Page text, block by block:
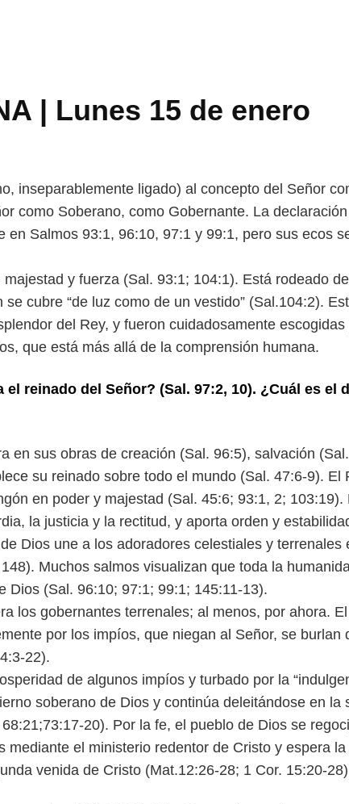
| Lunes 15 de enero
inseparablemente ligado) al concepto del Señor
como Soberano, como Gobernante. La
en Salmos 93:1, 96:10, 97:1 y 99:1, pero sus ecos
y fuerza (Sal. 93:1; 104:1). Está rodeado
cubre “de luz como de un vestido” (Sal.104:2).
del Rey, y fueron cuidadosamente escogidas
que está más allá de la comprensión humana.
reinado del Señor? (Sal. 97:2, 10). ¿Cuál es el
en sus obras de creación (Sal. 96:5), sal vación
su reinado sobre todo el mundo (Sal. 47:6-9). El
en poder y majestad (Sal. 45:6; 93:1, 2; 103:19).
la justicia y la rectitud, y aporta orden y
Dios une a los adoradores celestiales y terrenales
Muchos salmos visualizan que toda la
Dios (Sal. 96:10; 97:1; 99:1; 145:11-13).
los gobernantes terrenales; al menos, por ahora.
por los impíos, que niegan al Señor, se burlan
22).
de algunos impíos y turbado por la
soberano de Dios y continúa deleitándose en la
73:17-20). Por la fe, el pueblo de Dios se
mediante el ministerio redentor de Cristo y espera la
venida de Cristo (Mat.12:26-28; 1 Cor. 15:20-